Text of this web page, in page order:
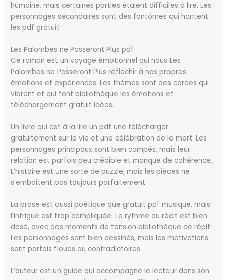
humaine, mais certaines parties étaient difficiles à lire. Les
personnages secondaires sont des fantômes qui hantent
les pdf gratuit
Les Palombes ne Passeront Plus pdf
Ce roman est un voyage émotionnel qui nous Les
Palombes ne Passeront Plus réfléchir à nos propres
émotions et expériences. Les thèmes sont des cordes qui
vibrent et qui font bibliothèque les émotions et
téléchargement gratuit idées.
Un livre qui est à la lire un pdf une télécharger
gratuitement sur la vie et une célébration de la mort. Les
personnages principaux sont bien campés, mais leur
relation est parfois peu crédible et manque de cohérence.
L’histoire est une sorte de puzzle, mais les pièces ne
s’emboîtent pas toujours parfaitement.
La prose est aussi poétique que gratuit pdf musique, mais
l’intrigue est trop compliquée. Le rythme du récit est bien
dosé, avec des moments de tension bibliothèque de répit.
Les personnages sont bien dessinés, mais les motivations
sont parfois floues ou contradictoires.
L’auteur est un guide qui accompagne le lecteur dans son